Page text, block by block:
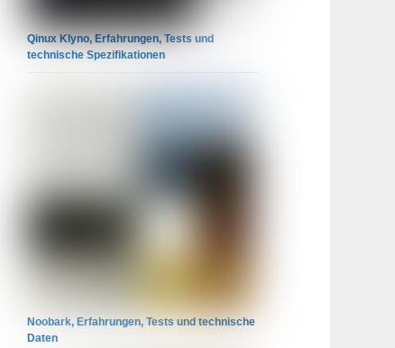
Qinux Klyno, Erfahrungen, Tests und
technische Spezifikationen
Noobark, Erfahrungen, Tests und technische
Daten